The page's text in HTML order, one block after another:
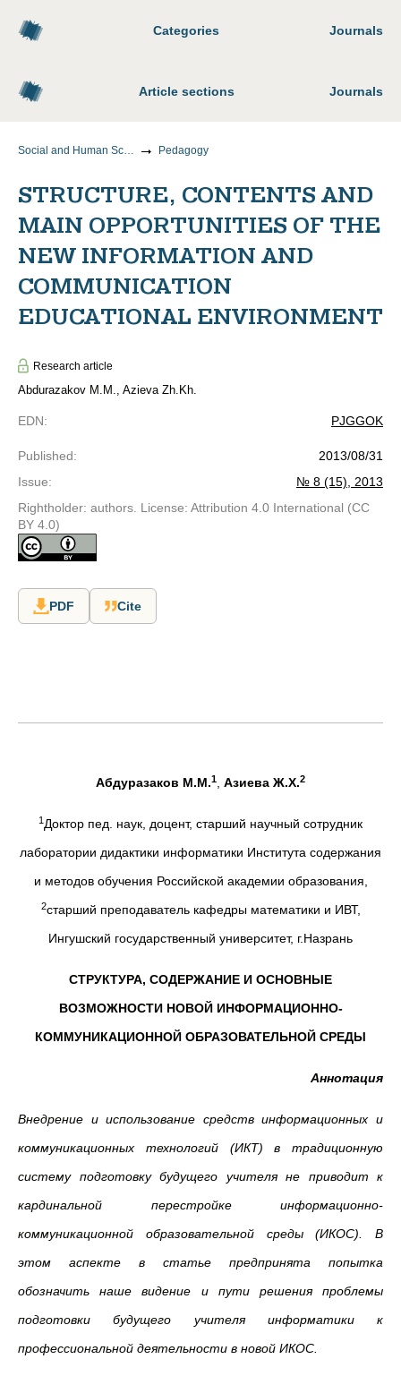
Categories Journals
Article sections Journals
Social and Human Sciences Pedagogy
STRUCTURE, CONTENTS AND
MAIN OPPORTUNITIES OF THE
NEW INFORMATION AND
COMMUNICATION
EDUCATIONAL ENVIRONMENT
Research article
Abdurazakov M.M., Azieva Zh.Kh.
EDN: PJGGOK
Published:
2013/08/31
Issue:
№ 8 (15), 2013
Rightholder: authors. License: Attribution 4.0 International (CC
BY 4.0)
PDF Cite
Абдуразаков М.М.1 Азиева Ж.Х.2
1 Доктор пед. наук, доцент, старший научный сотрудник
лаборатории дидактики информатики Института содержания
и методов обучения Российской академии образования,
2старший преподаватель кафедры математики и ИВТ,
Ингушский государственный университет, г.Назрань
СТРУКТУРА, СОДЕРЖАНИЕ И ОСНОВНЫЕ
ВОЗМОЖНОСТИ НОВОЙ ИНФОРМАЦИОННО-
КОММУНИКАЦИОННОЙ ОБРАЗОВАТЕЛЬНОЙ СРЕДЫ
Аннотация
Внедрение и использование средств информационных и
коммуникационных технологий (ИКТ) в традиционную
систему подготовку будущего учителя не приводит к
кардинальной перестройке информационно-
коммуникационной образовательной среды (ИКОС). В
этом аспекте в статье предпринята попытка
обозначить наше
видение и пути решения проблемы
подготовки будущего учителя информатики к
профессиональной деятельности в новой ИКОС.